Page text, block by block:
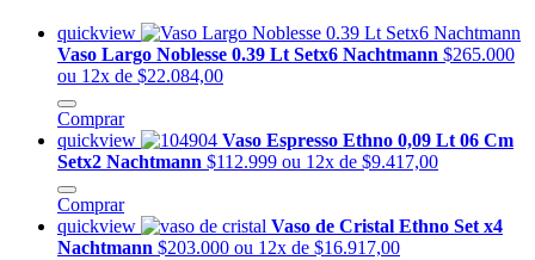
quickview
Vaso Largo Noblesse 0.39 Lt Setx6 Nachtmann $265.000
ou 12x de $22.084,00
Comprar
quickview
Vaso Espresso Ethno 0,09 Lt 06 Cm
Setx2 Nachtmann $112.999 ou 12x de $9.417,00
Comprar
quickview
Vaso de Cristal Ethno Set x4
Nachtmann $203.000 ou 12x de $16.917,00